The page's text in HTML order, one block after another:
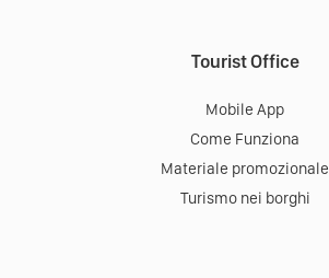
Tourist Office
Mobile App
Come Funziona
Materiale promozionale
Turismo nei borghi